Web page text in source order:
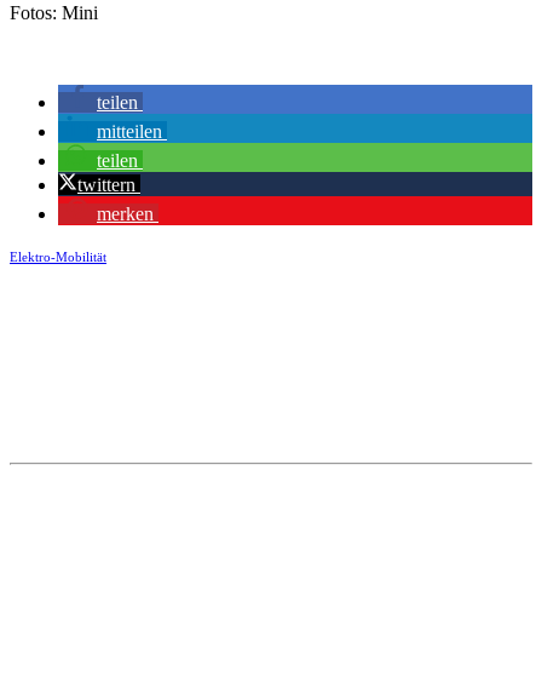
Fotos: Mini
teilen
mitteilen
teilen
twittern
merken
Elektro-Mobilität